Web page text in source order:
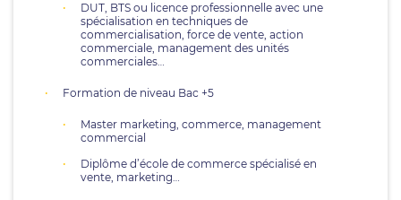
DUT, BTS ou licence professionnelle avec une
spécialisation en techniques de
commercialisation, force de vente, action
commerciale, management des unités
commerciales…
Formation de niveau Bac +5
Master marketing, commerce, management
commercial
Diplôme d’école de commerce spécialisé en
vente, marketing…